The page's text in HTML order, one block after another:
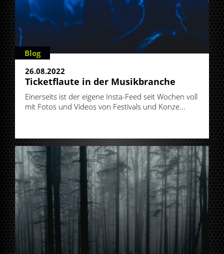
Blog
26.08.2022
Ticketflaute in der Musikbranche
Einerseits ist der eigene Insta-Feed seit Wochen voll
mit Fotos und Videos von Festivals und Konze...